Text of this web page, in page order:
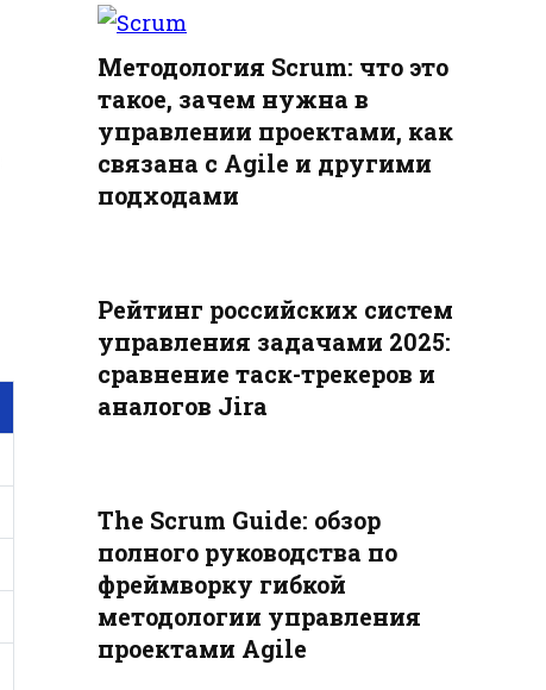
Методология Scrum: что это
такое, зачем нужна в
управлении проектами, как
связана с Agile и другими
подходами
Рейтинг российских систем
управления задачами 2025:
сравнение таск-трекеров и
аналогов Jira
The Scrum Guide: обзор
полного руководства по
фреймворку гибкой
методологии управления
проектами Agile